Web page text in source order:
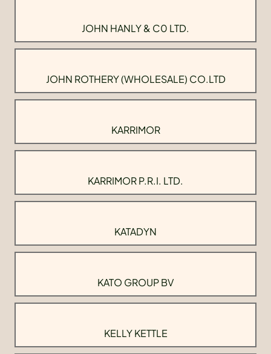
JOHN HANLY & C0 LTD.
JOHN ROTHERY (WHOLESALE) CO.LTD
KARRIMOR
KARRIMOR P.R.I. LTD.
KATADYN
KATO GROUP BV
KELLY KETTLE